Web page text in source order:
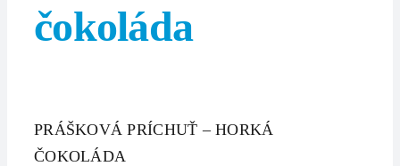
čokoláda
PRÁŠKOVÁ PRÍCHUŤ – HORKÁ
ČOKOLÁDA